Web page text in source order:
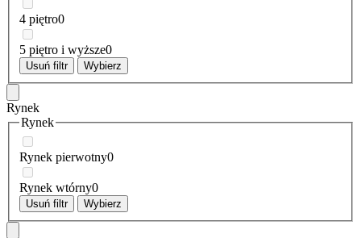
4 piętro0
5 piętro i wyższe0
Usuń filtr Wybierz
Rynek
Rynek
Rynek pierwotny0
Rynek wtórny0
Usuń filtr Wybierz